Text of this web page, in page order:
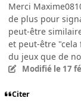
Merci
de plus pour
peut-être
et peut-être "cela
du jeux que de
Modifié le 17
Citer